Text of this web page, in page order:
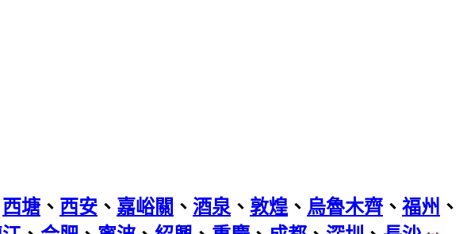
西塘 、 西安 、 嘉峪關 、 酒泉 、 敦煌 、 烏魯木齊、 福州 、